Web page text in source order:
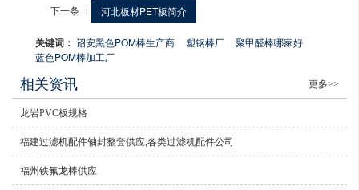
下一条 ： 河北板材PET板简介
关键词：诏安黑色POM棒生产商 塑钢棒厂
聚甲醛棒哪家好
蓝色POM棒加工厂
相关资讯 更多>>
龙岩PVC板规格
福建过滤机配件轴封整套供应,各类过滤机配件公司
福州铁氟龙棒供应